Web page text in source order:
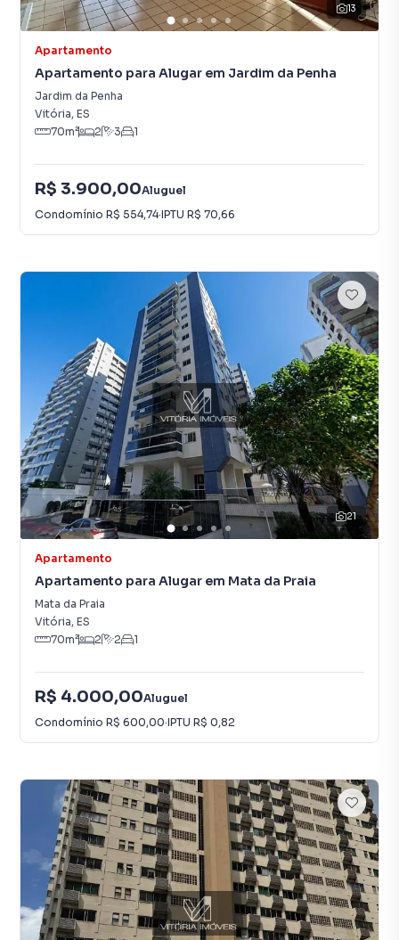
13
Apartamento
Apartamento para Alugar em Jardim da Penha
Jardim da Penha
Vitória, ES
70m² 2 3 1
R$ 3.900,00Aluguel
Condomínio R$ 554,74·IPTU R$ 70,66
21
Apartamento
Apartamento para Alugar em Mata da Praia
Mata da Praia
Vitória, ES
70m² 2 2 1
R$ 4.000,00Aluguel
Condomínio R$ 600,00·IPTU R$ 0,82